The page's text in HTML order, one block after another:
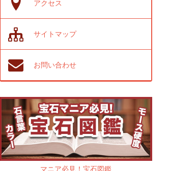
アクセス
サイトマップ
お問い合わせ
マニア必見！宝石図鑑